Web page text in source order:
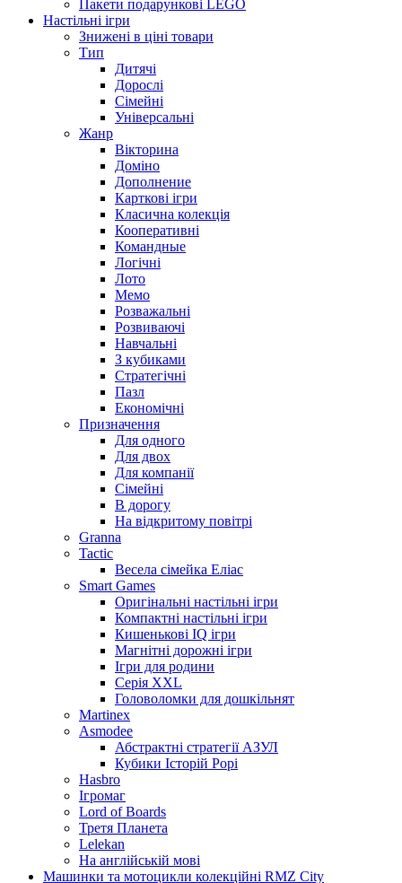
Пакети подарункові LEGO
Настільні ігри
Знижені в ціні товари
Тип
Дитячі
Дорослі
Сімейні
Універсальні
Жанр
Вікторина
Доміно
Дополнение
Карткові ігри
Класична колекція
Кооперативні
Командные
Логічні
Лото
Мемо
Розважальні
Розвиваючі
Навчальні
З кубиками
Стратегічні
Пазл
Економічні
Призначення
Для одного
Для двох
Для компанії
Сімейні
В дорогу
На відкритому повітрі
Granna
Tactic
Весела сімейка Еліас
Smart Games
Оригінальні настільні ігри
Компактні настільні ігри
Кишенькові IQ ігри
Магнітні дорожні ігри
Ігри для родини
Серія XXL
Головоломки для дошкільнят
Martinex
Asmodee
Абстрактні стратегії АЗУЛ
Кубики Історій Рорі
Hasbro
Ігромаг
Lord of Boards
Третя Планета
Lelekan
На англійській мові
Машинки та мотоцикли колекційні RMZ City